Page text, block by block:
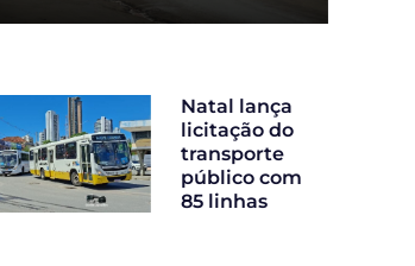
Natal lança
licitação do
transporte
público com
85 linhas